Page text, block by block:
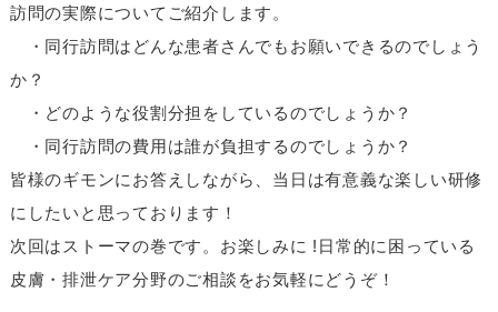
訪問の実際についてご紹介します。
・同行訪問はどんな患者さんでもお願いできるのでしょう
か？
・どのような役割分担をしているのでしょうか？
・同行訪問の費用は誰が負担するのでしょうか？
皆様のギモンにお答えしながら、当日は有意義な楽しい研修
にしたいと思っております！
次回はストーマの巻です。お楽しみに !日常的に困っている
皮膚・排泄ケア分野のご相談をお気軽にどうぞ！